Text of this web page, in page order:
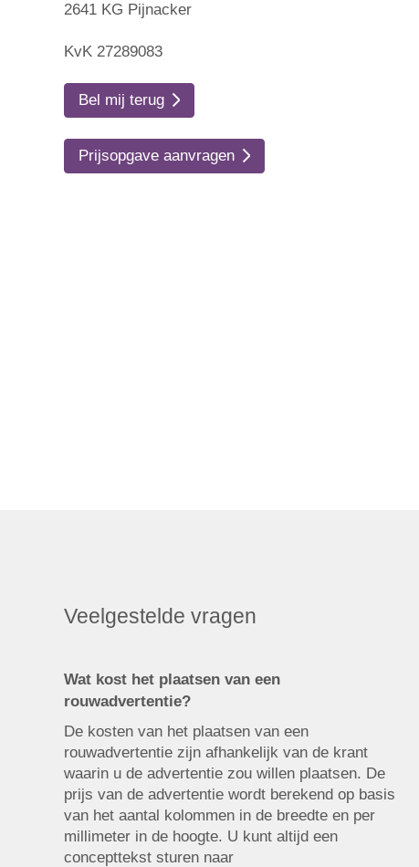
2641 KG Pijnacker
KvK 27289083
Bel mij terug
Prijsopgave aanvragen
Veelgestelde vragen
Wat kost het plaatsen van een
rouwadvertentie?
De kosten van het plaatsen van een
rouwadvertentie zijn afhankelijk van de krant
waarin u de advertentie zou willen plaatsen. De
prijs van de advertentie wordt berekend op basis
van het aantal kolommen in de breedte en per
millimeter in de hoogte. U kunt altijd een
concepttekst sturen naar